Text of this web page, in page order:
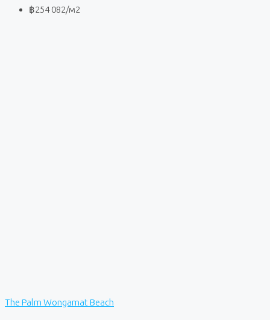
฿254 082/м2
The Palm Wongamat Beach